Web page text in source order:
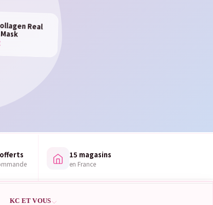
Real
15 magasins
en France
KC ET VOUS